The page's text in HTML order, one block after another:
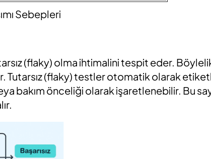
Sebepleri
(flaky) olma ihtimalini tespit eder.
Tutarsız (flaky)testler otomatik olarak
bakım önceliği olarak işaretlenebilir. Bu